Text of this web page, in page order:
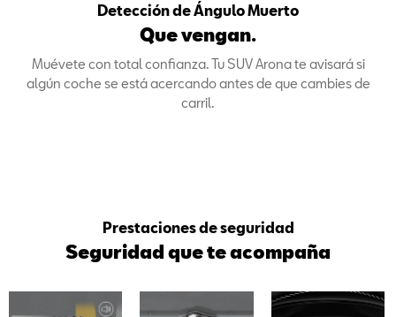
Detección de Ángulo Muerto
Que vengan.
Muévete con total confianza. Tu SUV Arona te avisará si
algún coche se está acercando antes de que cambies de
carril.
Prestaciones de seguridad
Seguridad que te acompaña